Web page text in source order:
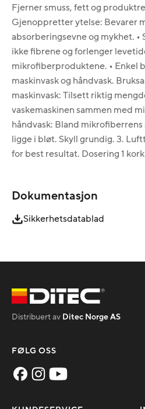
Fjerner smuss, fett og
Gjenoppretter ytelse: Bevarer
absorberingsevne og mykhet. •
ikke fibrene og forlenger
mikrofiberproduktene. • Enkel
maskinvask og håndvask.
maskinvask: Tilsett riktig
vaskemaskinen sammen med
håndvask: Bland
ligge i bløt. Skyll grundig. 3.
for best resultat. Dosering 1
Dokumentasjon
Sikkerhetsdatablad
Distribuert av Ditec Norge AS
FØLG OSS